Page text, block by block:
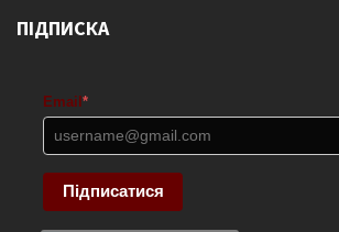
ПІДПИСКА
Email *
Підписатися